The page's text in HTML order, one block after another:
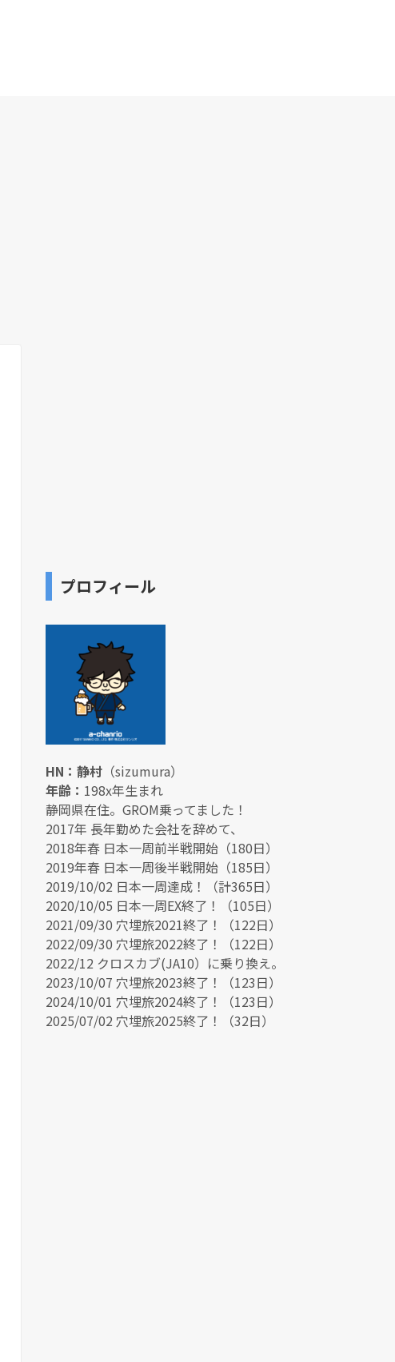
プロフィール
HN：静村 （sizumura）
年齢： 198x年生まれ
静岡県在住。GROM乗ってました！
2017年 長年勤めた会社を辞めて、
2018年春 日本一周前半戦開始（180日）
2019年春 日本一周後半戦開始（185日）
2019/10/02 日本一周達成！（計365日）
2020/10/05 日本一周EX終了！（105日）
2021/09/30 穴埋旅2021終了！（122日）
2022/09/30 穴埋旅2022終了！（122日）
2022/12 クロスカブ(JA10）に乗り換え。
2023/10/07 穴埋旅2023終了！（123日）
2024/10/01 穴埋旅2024終了！（123日）
2025/07/02 穴埋旅2025終了！（32日）